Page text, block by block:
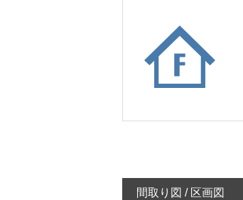
間取り図 / 区画図